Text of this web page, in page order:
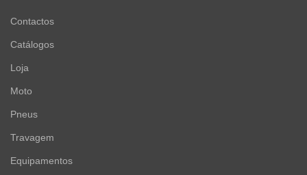
Contactos
Catálogos
Loja
Moto
Pneus
Travagem
Equipamentos